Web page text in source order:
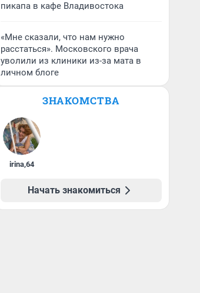
пикапа в кафе Владивостока
«Мне сказали, что нам нужно
расстаться». Московского врача
уволили из клиники из-за мата в
личном блоге
ЗНАКОМСТВА
irina,64
Начать знакомиться